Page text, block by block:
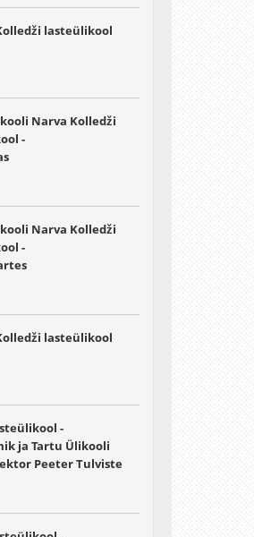
lasteülikool
Narva Kolledži
-
Narva Kolledži
-
lasteülikool
-
ja Tartu Ülikooli
Peeter Tulviste